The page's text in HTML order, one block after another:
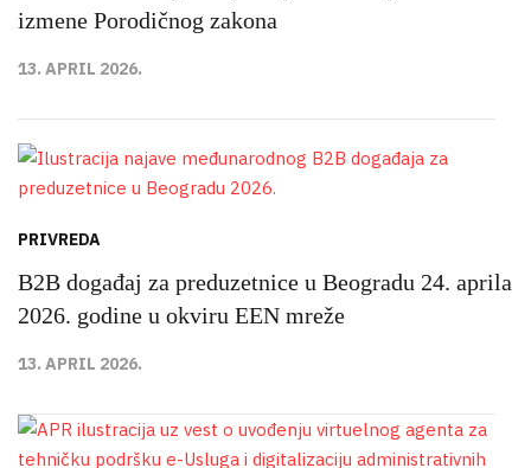
izmene Porodičnog zakona
13. APRIL 2026.
PRIVREDA
B2B događaj za preduzetnice u Beogradu 24. aprila
2026. godine u okviru EEN mreže
13. APRIL 2026.